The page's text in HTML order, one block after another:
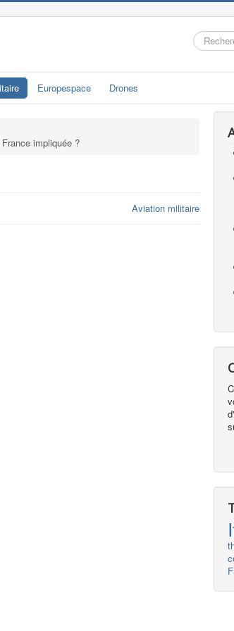
Europespace Drones
impliquée ?
Aviation militaire